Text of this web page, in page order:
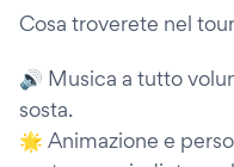
Cosa troverete nel
🔊 Musica a tutto
sosta.
🌟 Animazione e